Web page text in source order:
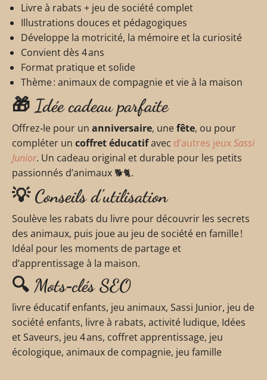
Livre à rabats + jeu de société complet
Illustrations douces et pédagogiques
Développe la motricité, la mémoire et la curiosité
Convient dès 4 ans
Format pratique et solide
Thème : animaux de compagnie et vie à la maison
🎁 Idée cadeau parfaite
Offrez‑le pour un anniversaire, unefête, ou pour
compléter un coffret éducatifavec d’autres jeuxSassi
Junior. Un cadeau original et durable pour les petits
passionnés d’animaux 🐕🐈.
💡 Conseils d’utilisation
Soulève les rabats du livre pour découvrir les secrets
des animaux, puis joue au jeu de société en famille !
Idéal pour les moments de partage et
d’apprentissage à la maison.
🔍 Mots‑clés SEO
livre éducatif enfants, jeu animaux, Sassi Junior, jeu de
société enfants, livre à rabats, activité ludique, Idées
et Saveurs, jeu 4 ans, coffret apprentissage, jeu
écologique, animaux de compagnie, jeu famille